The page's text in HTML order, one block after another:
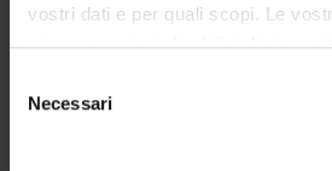
vostri dati e per quali scopi. Le
privacy sono applicabili solo su
modificare o revocare il proprio
momento dalla Dichiarazione sui
Necessari
Academic staff
Lessons timetable